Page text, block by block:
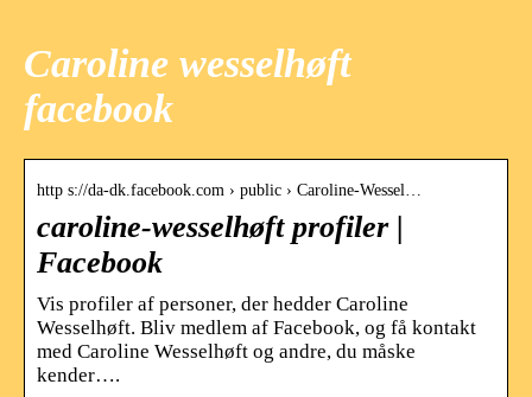
Caroline wesselhøft
facebook
http s://da-dk.facebook.com › public › Caroline-Wessel…
caroline-wesselhøft profiler |
Facebook
Vis profiler af personer, der hedder Caroline
Wesselhøft. Bliv medlem af Facebook, og få kontakt
med Caroline Wesselhøft og andre, du måske
kender….